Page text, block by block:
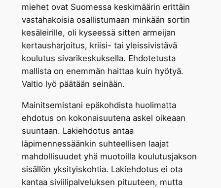
miehet ovat Suomessa keskimäärin erittäin
vastahakoisia osallistumaan minkään sortin
kesäleirille, oli kyseessä sitten armeijan
kertausharjoitus, kriisi- tai yleissivistävä
koulutus sivarikeskuksella. Ehdotetusta
mallista on enemmän haittaa kuin hyötyä.
Valtio lyö päätään seinään.
Mainitsemistani epäkohdista huolimatta
ehdotus on kokonaisuutena askel oikeaan
suuntaan. Lakiehdotus antaa
läpimennessäänkin suhteellisen laajat
mahdollisuudet yhä muotoilla koulutusjakson
sisällön yksityiskohtia. Lakiehdotus ei ota
kantaa siviilipalveluksen pituuteen, mutta